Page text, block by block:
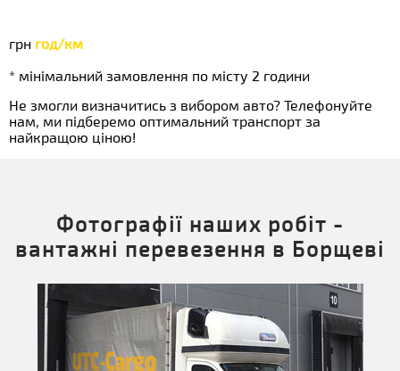
грн год/км
* мінімальний замовлення по місту 2 години
Не змогли визначитись з вибором авто? Телефонуйте
нам, ми підберемо оптимальний транспорт за
найкращою ціною!
Фотографії наших робіт -
вантажні перевезення в Борщеві